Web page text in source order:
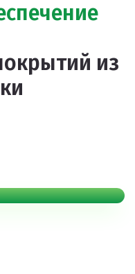
из